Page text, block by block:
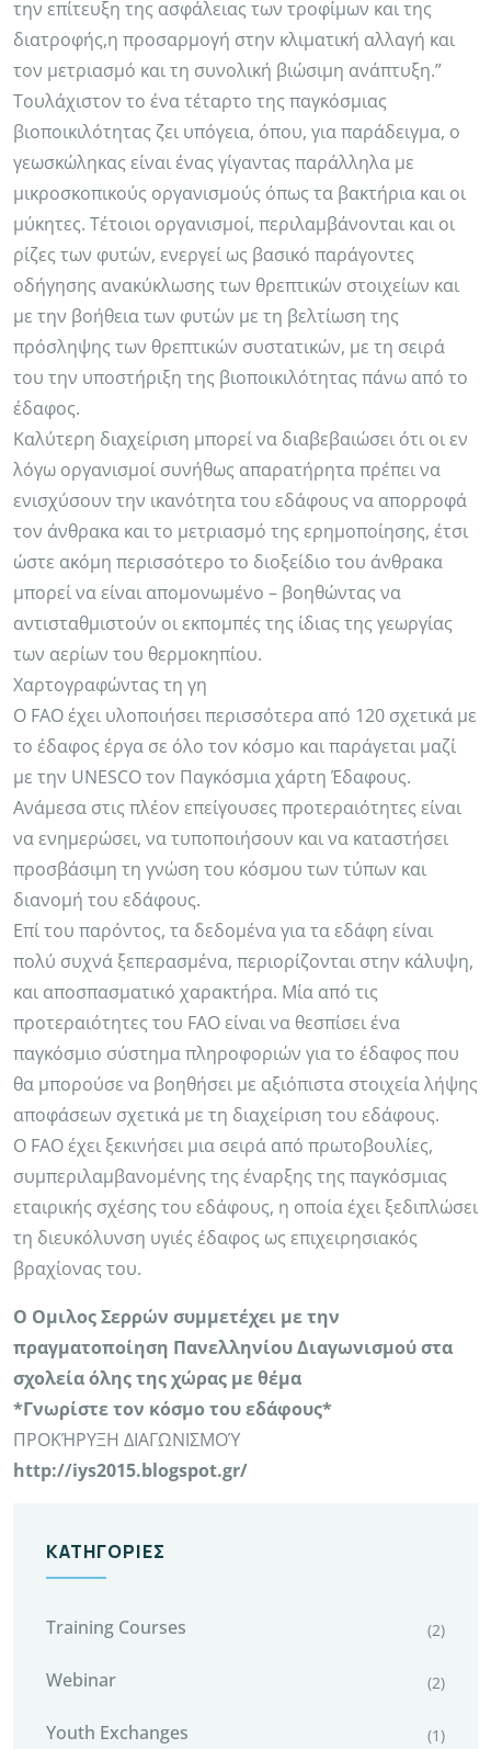
την επίτευξη της ασφάλειας των τροφίμων και της
διατροφής,η προσαρμογή στην κλιματική αλλαγή και
τον μετριασμό και τη συνολική βιώσιμη ανάπτυξη.”
Τουλάχιστον το ένα τέταρτο της παγκόσμιας
βιοποικιλότητας ζει υπόγεια, όπου, για παράδειγμα, ο
γεωσκώληκας είναι ένας γίγαντας παράλληλα με
μικροσκοπικούς οργανισμούς όπως τα βακτήρια και οι
μύκητες. Τέτοιοι οργανισμοί, περιλαμβάνονται και οι
ρίζες των φυτών, ενεργεί ως βασικό παράγοντες
οδήγησης ανακύκλωσης των θρεπτικών στοιχείων και
με την βοήθεια των φυτών με τη βελτίωση της
πρόσληψης των θρεπτικών συστατικών, με τη σειρά
του την υποστήριξη της βιοποικιλότητας πάνω από το
έδαφος.
Καλύτερη διαχείριση μπορεί να διαβεβαιώσει ότι οι εν
λόγω οργανισμοί συνήθως απαρατήρητα πρέπει να
ενισχύσουν την ικανότητα του εδάφους να απορροφά
τον άνθρακα και το μετριασμό της ερημοποίησης, έτσι
ώστε ακόμη περισσότερο το διοξείδιο του άνθρακα
μπορεί να είναι απομονωμένο – βοηθώντας να
αντισταθμιστούν οι εκπομπές της ίδιας της γεωργίας
των αερίων του θερμοκηπίου.
Χαρτογραφώντας τη γη
Ο FAO έχει υλοποιήσει περισσότερα από 120 σχετικά με
το έδαφος έργα σε όλο τον κόσμο και παράγεται μαζί
με την UNESCO τον Παγκόσμια χάρτη Έδαφους.
Ανάμεσα στις πλέον επείγουσες προτεραιότητες είναι
να ενημερώσει, να τυποποιήσουν και να καταστήσει
προσβάσιμη τη γνώση του κόσμου των τύπων και
διανομή του εδάφους.
Επί του παρόντος, τα δεδομένα για τα εδάφη είναι
πολύ συχνά ξεπερασμένα, περιορίζονται στην κάλυψη,
και αποσπασματικό χαρακτήρα. Μία από τις
προτεραιότητες του FAO είναι να θεσπίσει ένα
παγκόσμιο σύστημα πληροφοριών για το έδαφος που
θα μπορούσε να βοηθήσει με αξιόπιστα στοιχεία λήψης
αποφάσεων σχετικά με τη διαχείριση του εδάφους.
Ο FAO έχει ξεκινήσει μια σειρά από πρωτοβουλίες,
συμπεριλαμβανομένης της έναρξης της παγκόσμιας
εταιρικής σχέσης του εδάφους, η οποία έχει ξεδιπλώσει
τη διευκόλυνση υγιές έδαφος ως επιχειρησιακός
βραχίονας του.
Ο Ομιλος Σερρών συμμετέχει με την
πραγματοποίηση Πανελληνίου Διαγωνισμού στα
σχολεία όλης της χώρας με θέμα
*Γνωρίστε τον κόσμο του εδάφους*
ΠΡΟΚΉΡΥΞΗ ΔΙΑΓΩΝΙΣΜΟΎ
http://iys2015.blogspot.gr/
ΚΑΤΗΓΟΡΊΕΣ
Training Courses (2)
Webinar (2)
Youth Exchanges (1)